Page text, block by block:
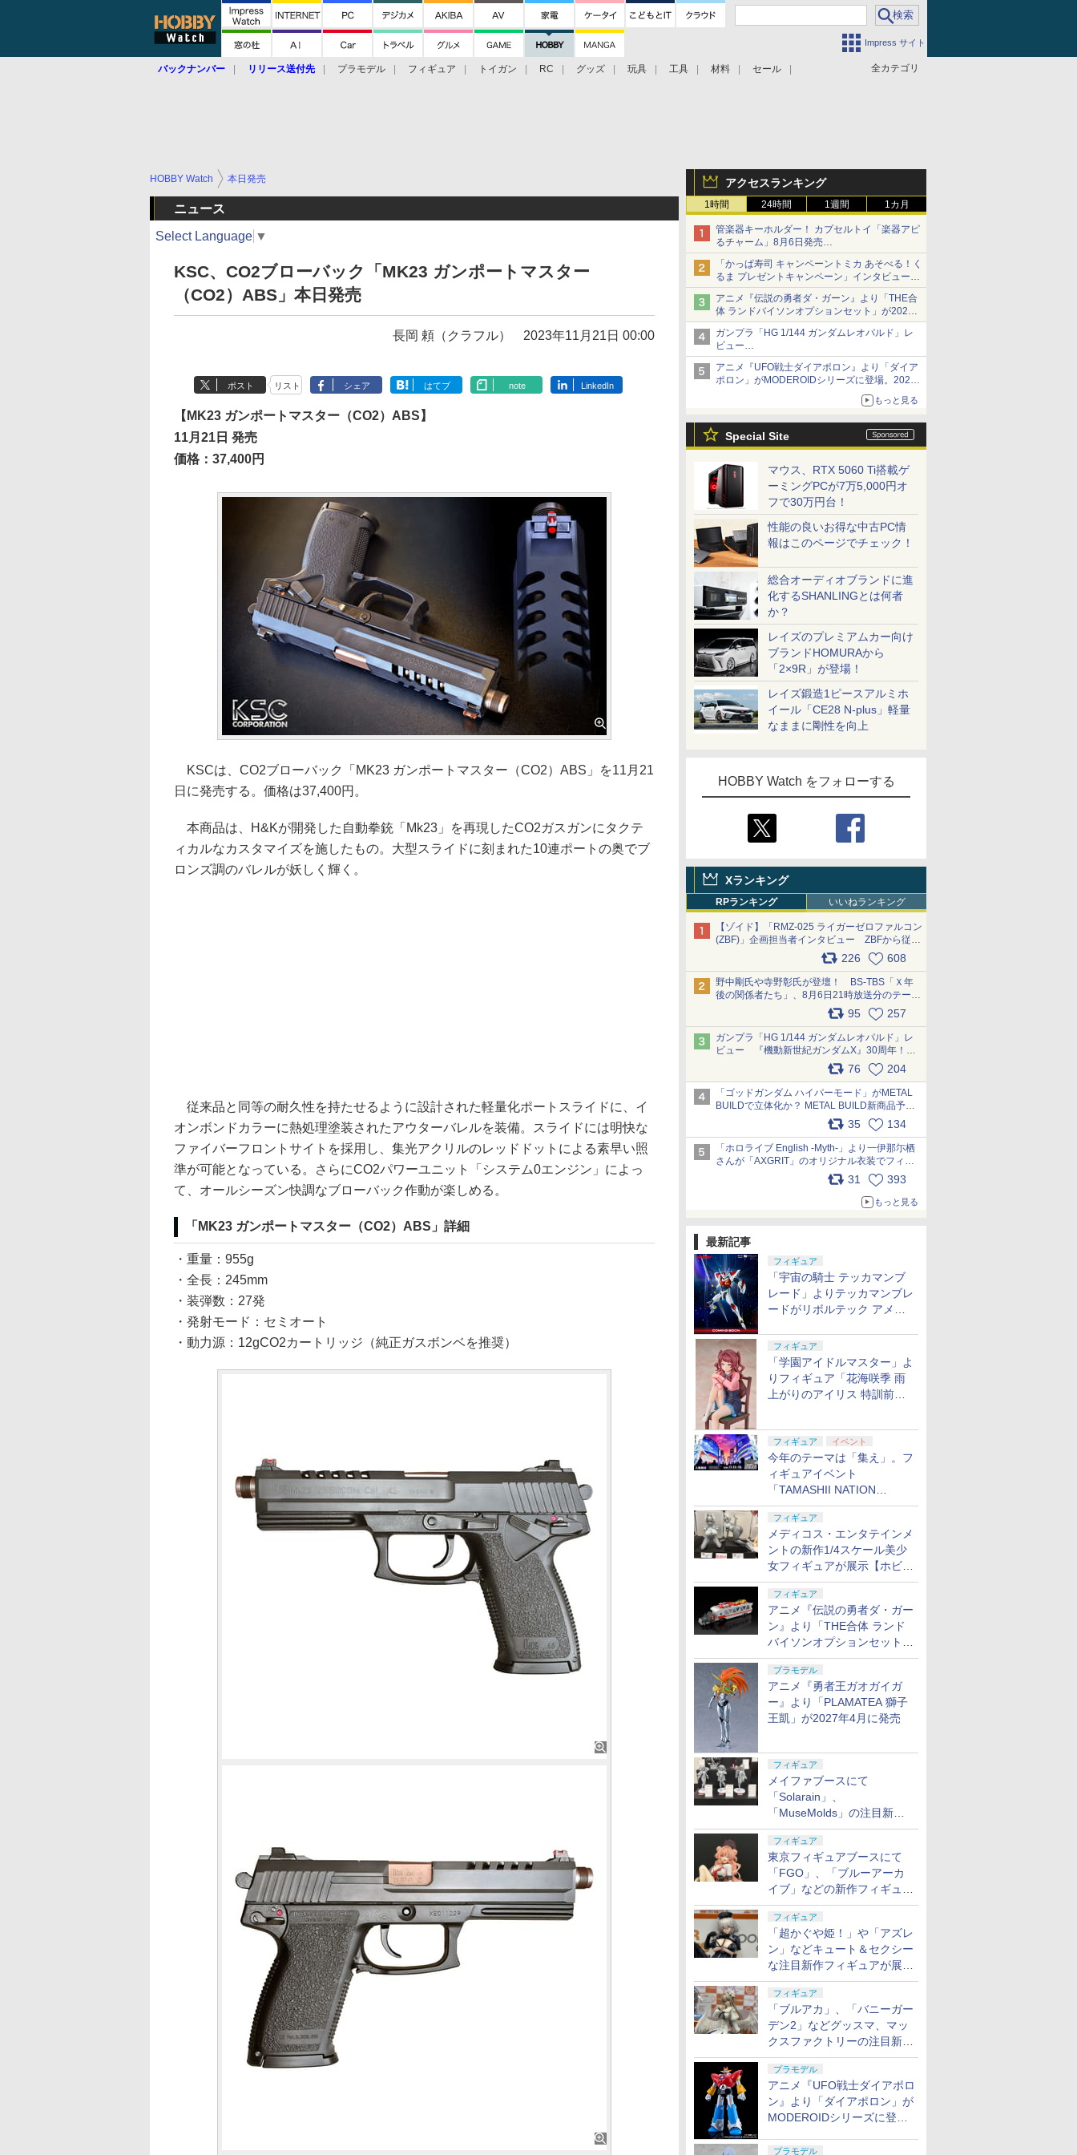
Impress サイト
全カテゴリ
バックナンバー リリース送付先 プラモデル フィギュア トイガン RC グッズ 玩具 工具 材料 セール
アクセスランキング
1時間 24時間 1週間 1カ月
管楽器キーホルダー！ カプセルトイ「楽器アピ
るチャーム」8月6日発売
チューバ、テナサクなど5種各3色
「かっぱ寿司 キャンペーントミカ あそべる！く
るま プレゼントキャンペーン」インタビュー
子どもが楽しめるかっぱ寿司ならではの体験と
コラボの楽しさを追求
アニメ『伝説の勇者ダ・ガーン』より「THE合
体 ランドバイソンオプションセット」が2027
年5月に発売
「THE合体ランドバイソン」と連動するオプシ
ョンパーツセット
ガンプラ「HG 1/144 ガンダムレオパルド」レ
ビュー
『機動新世紀ガンダムX』30周年！インナーア
ームガトリングの変形機構まで再現し最新フォ
ーマットでキット化！
アニメ『UFO戦士ダイアポロン』より「ダイア
ポロン」がMODEROIDシリーズに登場。2027
もっと見る
Special Site
マウス、RTX 5060 Ti搭載ゲ
ーミングPCが7万5,000円オ
フで30万円台！
性能の良いお得な中古PC情
報はこのページでチェック！
総合オーディオブランドに進
化するSHANLINGとは何者
か？
レイズのプレミアムカー向け
ブランドHOMURAから
「2×9R」が登場！
レイズ鍛造1ピースアルミホ
イール「CE28 N-plus」軽量
なままに剛性を向上
HOBBY Watch をフォローする
Xランキング
RPランキング いいねランキング
【ゾイド】「RMZ-025 ライガーゼロファルコン
(ZBF)」企画担当者インタビュー ZBFから従来
デザインまで再現可能なボリューム満点のキッ
ト pic.x.com/6zOqQAQKkX
226 608
野中剛氏や寺野彰氏が登壇！ BS-TBS「Ｘ年
後の関係者たち」、8月6日21時放送分のテーマ
は「超合金」！ pic.x.com/uWyt1uyuFm
95 257
ガンプラ「HG 1/144 ガンダムレオパルド」レ
ビュー 『機動新世紀ガンダムX』30周年！イ
ンナーアームガトリングの変形機構まで再現し
最新フォーマットでキット化！
pic.x.com/nszPIDTpbg
76 204
「ゴッドガンダム ハイパーモード」がMETAL
BUILDで立体化か？ METAL BUILD新商品予告
が公開 pic.x.com/HIcLLIM3ar35 134
「ホロライブ English -Myth-」より一伊那尓栖
さんが「AXGRIT」のオリジナル衣装でフィギ
ュア化 pic.x.com/YMGhdIAzNa
31 393
もっと見る
最新記事
フィギュア
「宇宙の騎士 テッカマンブ
レード」よりテッカマンブレ
ードがリボルテック アメイ
定
フィギュア
「学園アイドルマスター」よ
りフィギュア「花海咲季 雨
上がりのアイリス 特訓前
フィギュア イベント
今年のテーマは「集え」。フ
ィギュアイベント
「TAMASHII NATION
2026」が11月13日より開催
決定
フィギュア
メディコス・エンタテインメ
ントの新作1/4スケール美少
女フィギュアが展示【ホビー
メーカー合同展示会】
フィギュア
アニメ『伝説の勇者ダ・ガー
ン』より「THE合体 ランド
バイソンオプションセット」
が2027年5月に発売
プラモデル
アニメ『勇者王ガオガイガ
ー』より「PLAMATEA 獅子
王凱」が2027年4月に発売
フィギュア
メイファブースにて
「Solarain」、
「MuseMolds」の注目新作
フィギュアが展示【ホビーメ
ーカー合同展示会】
フィギュア
東京フィギュアブースにて
「FGO」、「ブルーアーカ
イブ」などの新作フィギュア
が展示【ホビーメーカー合同
展示会】
フィギュア
「超かぐや姫！」や「アズレ
ン」などキュート＆セクシー
な注目新作フィギュアが展示
【ホビーメーカー合同展示
会】
フィギュア
「ブルアカ」、「バニーガー
デン2」などグッスマ、マッ
クスファクトリーの注目新作
フィギュアが展示【ホビーメ
ーカー合同展示会】
プラモデル
アニメ『UFO戦士ダイアポロ
ン』より「ダイアポロン」が
MODEROIDシリーズに登
プラモデル
HOBBY Watch 本日発売
ニュース
Select Language ▼
KSC、CO2ブローバック「MK23 ガンポートマスター
（CO2）ABS」本日発売
長岡 頼（クラフル） 2023年11月21日 00:00
ポスト リスト シェア はてブ note LinkedIn
【MK23 ガンポートマスター（CO2）ABS】
11月21日 発売
価格：37,400円
KSCは、CO2ブローバック「MK23 ガンポートマスター（CO2）ABS」を11月21
日に発売する。価格は37,400円。
本商品は、H&Kが開発した自動拳銃「Mk23」を再現したCO2ガスガンにタクテ
ィカルなカスタマイズを施したもの。大型スライドに刻まれた10連ポートの奥でブ
ロンズ調のバレルが妖しく輝く。
従来品と同等の耐久性を持たせるように設計された軽量化ポートスライドに、イ
オンボンドカラーに熱処理塗装されたアウターバレルを装備。スライドには明快な
ファイバーフロントサイトを採用し、集光アクリルのレッドドットによる素早い照
準が可能となっている。さらにCO2パワーユニット「システム0エンジン」によっ
て、オールシーズン快調なブローバック作動が楽しめる。
「MK23 ガンポートマスター（CO2）ABS」詳細
・重量：955g
・全長：245mm
・装弾数：27発
・発射モード：セミオート
・動力源：12gCO2カートリッジ（純正ガスボンベを推奨）